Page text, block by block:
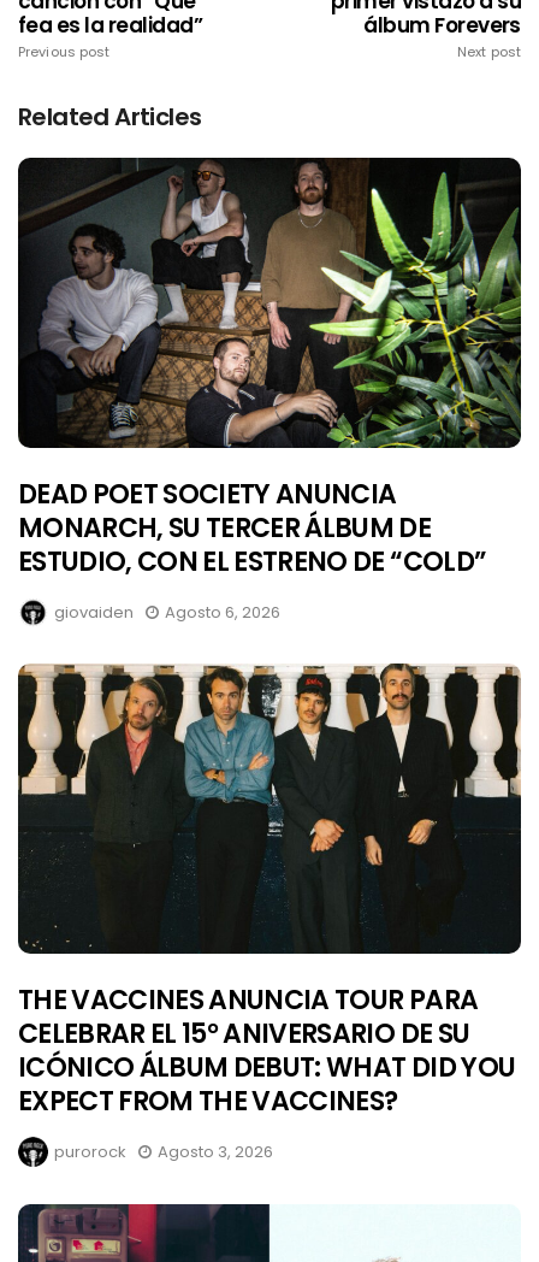
fea es la realidad”
Previous post
álbum Forevers
Next post
Related Articles
DEAD POET SOCIETY ANUNCIA
MONARCH, SU TERCER ÁLBUM DE
ESTUDIO, CON EL ESTRENO DE “COLD”
giovaiden Agosto 6, 2026
THE VACCINES ANUNCIA TOUR PARA
CELEBRAR EL 15° ANIVERSARIO DE SU
ICÓNICO ÁLBUM DEBUT: WHAT DID YOU
EXPECT FROM THE VACCINES?
purorock Agosto 3, 2026